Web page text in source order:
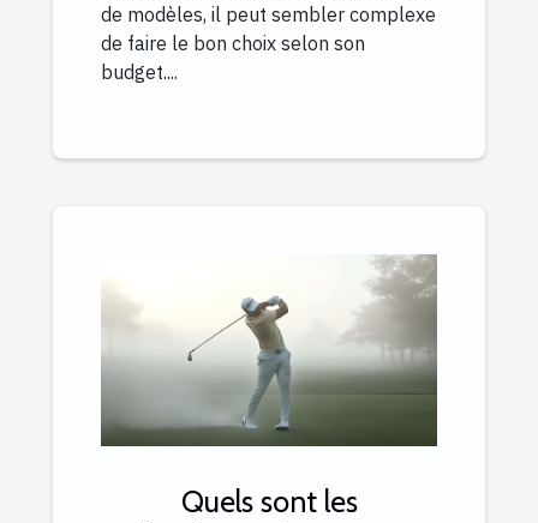
de modèles, il peut sembler complexe
de faire le bon choix selon son
budget....
Quels sont les